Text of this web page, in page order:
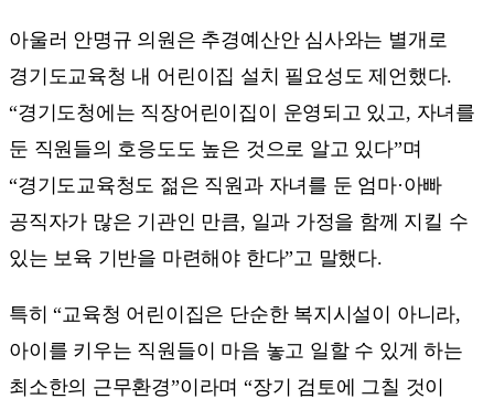
아울러 안명규 의원은 추경예산안 심사와는 별개로
경기도교육청 내 어린이집 설치 필요성도 제언했다.
“경기도청에는 직장어린이집이 운영되고 있고, 자녀를
둔 직원들의 호응도도 높은 것으로 알고 있다”며
“경기도교육청도 젊은 직원과 자녀를 둔 엄마·아빠
공직자가 많은 기관인 만큼, 일과 가정을 함께 지킬 수
있는 보육 기반을 마련해야 한다”고 말했다.
특히 “교육청 어린이집은 단순한 복지시설이 아니라,
아이를 키우는 직원들이 마음 놓고 일할 수 있게 하는
최소한의 근무환경”이라며 “장기 검토에 그칠 것이